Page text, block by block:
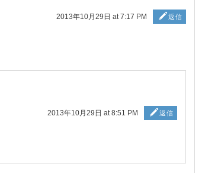
2013年10月29日 at 7:17 PM 返信
2013年10月29日 at 8:51 PM 返信